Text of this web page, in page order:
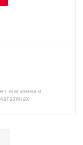
магазина и